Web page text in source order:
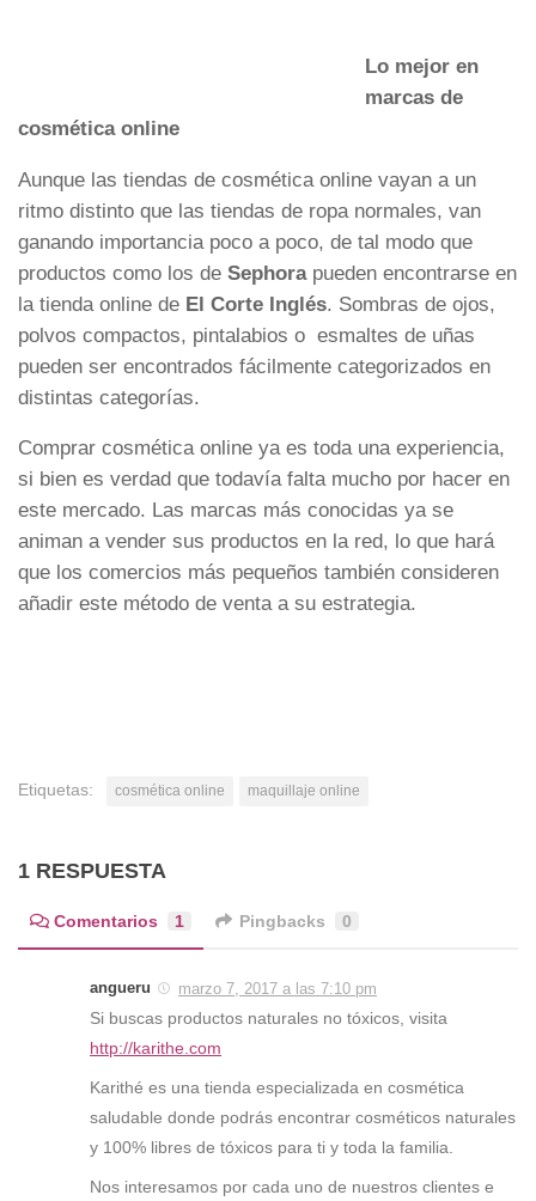
Lo mejor en
marcas de
cosmética online
Aunque las tiendas de cosmética online vayan a un
ritmo distinto que las tiendas de ropa normales, van
ganando importancia poco a poco, de tal modo que
productos como los de Sephorapueden encontrarse en
la tienda online de El Corte Inglés. Sombras de ojos,
polvos compactos, pintalabios o esmaltes de uñas
pueden ser encontrados fácilmente categorizados en
distintas categorías.
Comprar cosmética online ya es toda una experiencia,
si bien es verdad que todavía falta mucho por hacer en
este mercado. Las marcas más conocidas ya se
animan a vender sus productos en la red, lo que hará
que los comercios más pequeños también consideren
añadir este método de venta a su estrategia.
Etiquetas: cosmética online maquillaje online
1 RESPUESTA
Comentarios 1 Pingbacks 0
angueru marzo 7, 2017 a las 7:10 pm
Si buscas productos naturales no tóxicos, visita
http://karithe.com
Karithé es una tienda especializada en cosmética
saludable donde podrás encontrar cosméticos naturales
y 100% libres de tóxicos para ti y toda la familia.
Nos interesamos por cada uno de nuestros clientes e